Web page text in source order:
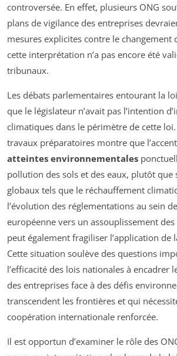
controversée. En effet, plusieurs ONG
plans de vigilance des entreprises
mesures explicites contre le changement
cette interprétation n’a pas encore été
tribunaux.
Les débats parlementaires entourant la
que le législateur n’avait pas l’intention
climatiques dans le périmètre de cette loi.
travaux préparatoires montre que
atteintes environnementales
pollution des sols et des eaux, plutôt que
globaux tels que le réchauffement
l’évolution des réglementations au sein
européenne vers un assouplissement des
peut également fragiliser l’application de
Cette situation soulève des questions
l’efficacité des lois nationales à encadrer
des entreprises face à des défis
transcendent les frontières et qui
coopération internationale renforcée.
Il est opportun d’examiner le rôle des